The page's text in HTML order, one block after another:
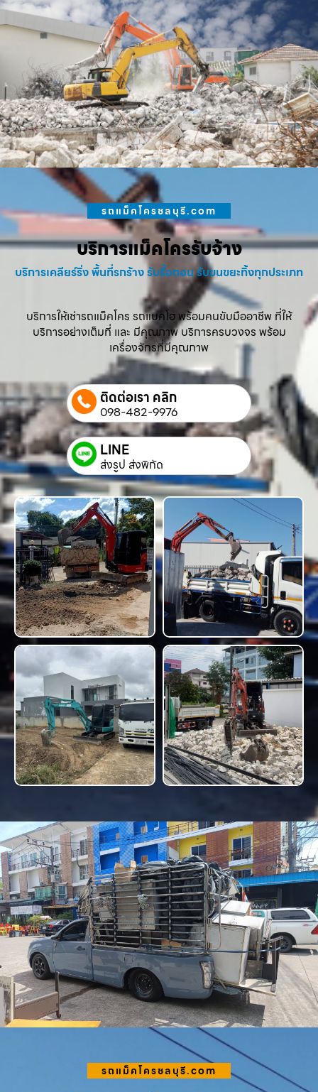
รถแม็คโครชลบุรี.com
บริการแม็คโครรับจ้าง
บริการเคลียร์ริ่ง พื้นที่รกร้าง รับรื้อถอน รับขนขยะทิ้งทุกประเภท
บริการให้เช่ารถแม็คโคร รถแบคโฮ พร้อมคนขับมืออาชีพ ที่ให้
บริการอย่างเต็มที่ และ มีคุณภาพ บริการครบวงจร พร้อม
เครื่องจักรที่มีคุณภาพ
ติดต่อเรา คลิก
098-482-9976
LINE
ส่งรูป ส่งพิกัด
รถแม็คโครชลบุรี.com